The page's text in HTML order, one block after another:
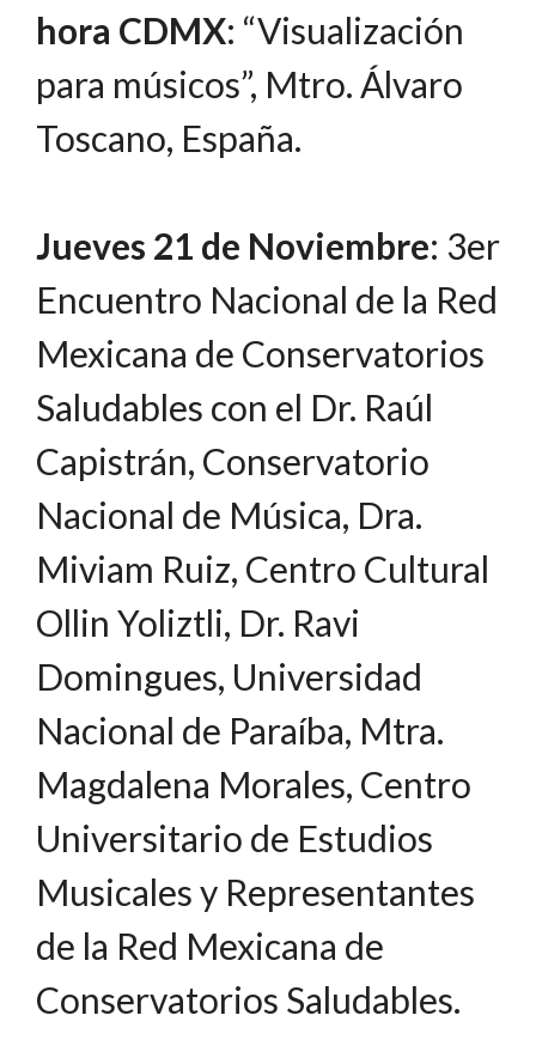
hora CDMX: “Visualización
para músicos”, Mtro. Álvaro
Toscano, España.
Jueves 21 de Noviembre: 3er
Encuentro Nacional de la Red
Mexicana de Conservatorios
Saludables con el Dr. Raúl
Capistrán, Conservatorio
Nacional de Música, Dra.
Miviam Ruiz, Centro Cultural
Ollin Yoliztli, Dr. Ravi
Domingues, Universidad
Nacional de Paraíba, Mtra.
Magdalena Morales, Centro
Universitario de Estudios
Musicales y Representantes
de la Red Mexicana de
Conservatorios Saludables.